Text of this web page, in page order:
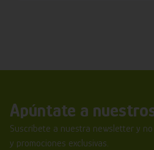
Apúntate a
Suscríbete a nuestra newsletter y
y promociones exclusivas.